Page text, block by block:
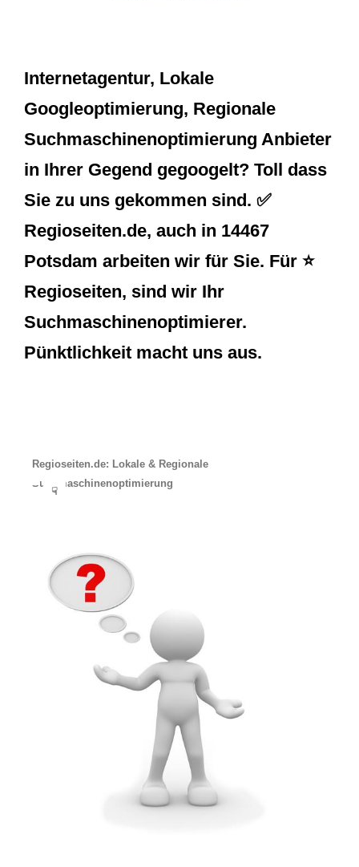
Internetagentur, Lokale
Googleoptimierung, Regionale
Suchmaschinenoptimierung Anbieter
in Ihrer Gegend gegoogelt? Toll dass
Sie zu uns gekommen sind. ✅
Regioseiten.de, auch in 14467
Potsdam arbeiten wir für Sie. Für ⭐
Regioseiten, sind wir Ihr
Suchmaschinenoptimierer.
Pünktlichkeit macht uns aus.
Regioseiten.de: Lokale & Regionale
Suchmaschinenoptimierung
☟